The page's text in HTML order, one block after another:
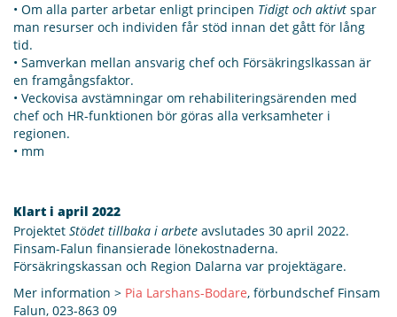
• Om alla parter arbetar enligt principen Tidigt och aktivt spar
man resurser och individen får stöd innan det gått för lång
tid.
• Samverkan mellan ansvarig chef och Försäkringslkassan är
en framgångsfaktor.
• Veckovisa avstämningar om rehabiliteringsärenden med
chef och HR-funktionen bör göras alla verksamheter i
regionen.
• mm
Klart i april 2022
Projektet Stödet tillbaka i arbete avslutades 30 april 2022.
Finsam-Falun finansierade lönekostnaderna.
Försäkringskassan och Region Dalarna var projektägare.
Mer information > Pia Larshans-Bodare, förbundschef Finsam
Falun, 023-863 09